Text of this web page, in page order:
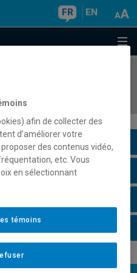
FR EN
afin de collecter des
d’améliorer votre
des contenus vidéo,
etc. Vous
en sélectionnant
témoins